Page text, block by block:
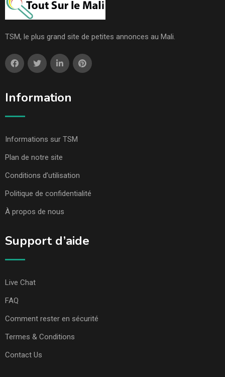
TSM, le plus grand site de petites annonces au Mali.
Information
Informations sur TSM
Plan de notre site
Conditions d’utilisation
Politique de confidentialité
À propos de nous
Support d’aide
Live Chat
FAQ
Comment rester en sécurité
Termes & Conditions
Contact Us